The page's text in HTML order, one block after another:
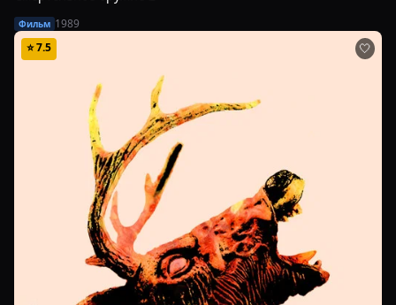
Фильм 1989
⭐7.5 🤍